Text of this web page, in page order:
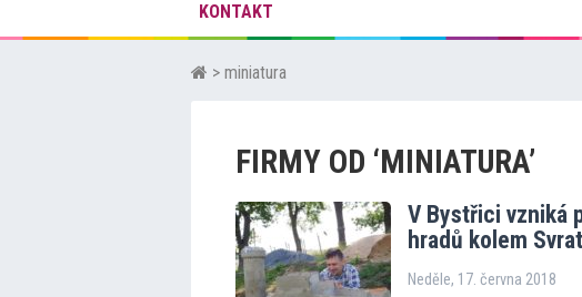
KONTAKT
> miniatura
FIRMY OD ‘MINIATURA’
V Bystřici vzniká
hradů kolem
Neděle, 17. června 2018